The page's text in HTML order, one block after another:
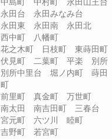
永田台 永田みなみ台
永田東 永田南 永田北
西中町 八幡町
花之木町 日枝町 東蒔田町
伏見町 二葉町 平楽 別所
別所中里台 堀ノ内町 蒔田
町
前里町 真金町 万世町
南太田 南吉田町 三春台
宮元町 六ツ川 睦町
吉野町 若宮町